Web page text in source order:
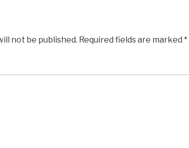
not be published. Required fields are marked *